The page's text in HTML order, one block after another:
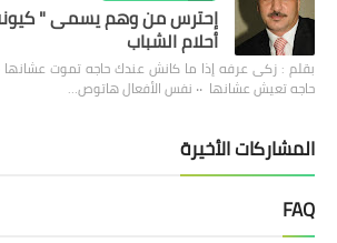
أحلام الشباب
حاجه تعيش عشانها ٠٠ نفس الأفعال هاتوص…
المشاركات الأخيرة
FAQ